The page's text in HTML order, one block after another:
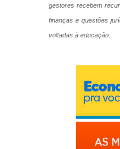
gestores recebem
finanças e questões
voltadas à educação.